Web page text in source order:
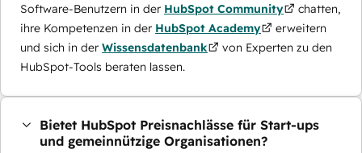
Software-Benutzern in der HubSpot Community
chatten,
ihre Kompetenzen in der HubSpot Academy
erweitern
und sich in der Wissensdatenbank
von Experten zu den
HubSpot-Tools beraten lassen.
Bietet HubSpot Preisnachlässe für Start-ups
und gemeinnützige Organisationen?